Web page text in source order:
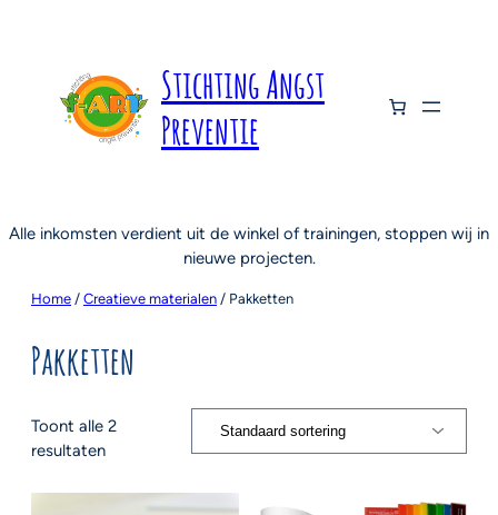
Stichting Angst
Preventie
Alle inkomsten verdient uit de winkel of trainingen, stoppen wij in
nieuwe projecten.
Home / Creatieve materialen / Pakketten
Pakketten
Toont alle 2
resultaten